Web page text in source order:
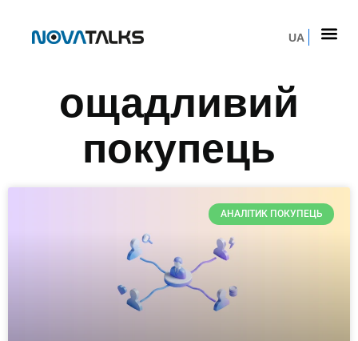
UA
ощадливий
покупець
АНАЛІТИК ПОКУПЕЦЬ